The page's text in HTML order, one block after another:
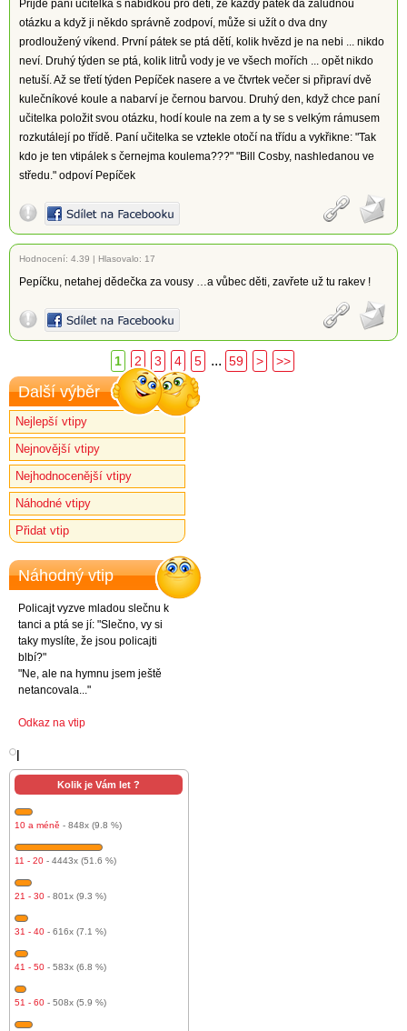
Přijde paní učitelka s nabídkou pro děti, že každý pátek da záludnou
otázku a když ji někdo správně zodpoví, může si užít o dva dny
prodloužený víkend. První pátek se ptá dětí, kolik hvězd je na nebi ... nikdo
neví. Druhý týden se ptá, kolik litrů vody je ve všech mořích ... opět nikdo
netuší. Až se třetí týden Pepíček nasere a ve čtvrtek večer si připraví dvě
kulečníkové koule a nabarví je černou barvou. Druhý den, když chce paní
učitelka položit svou otázku, hodí koule na zem a ty se s velkým rámusem
rozkutálejí po třídě. Paní učitelka se vztekle otočí na třídu a vykřikne: "Tak
kdo je ten vtipálek s černejma koulema???" "Bill Cosby, nashledanou ve
středu." odpoví Pepíček
Hodnocení: 4.39 | Hlasovalo: 17
Pepíčku, netahej dědečka za vousy …a vůbec děti, zavřete už tu rakev !
1 2 3 4 5 ... 59 > >>
Další výběr
Nejlepší vtipy
Nejnovější vtipy
Nejhodnocenější vtipy
Náhodné vtipy
Přidat vtip
Náhodný vtip
Policajt vyzve mladou slečnu k
tanci a ptá se jí: "Slečno, vy si
taky myslíte, že jsou policajti
blbí?"
"Ne, ale na hymnu jsem ještě
netancovala..."
Odkaz na vtip
Kolik je Vám let ?
10 a méně - 848x (9.8 %)
11 - 20 - 4443x (51.6 %)
21 - 30 - 801x (9.3 %)
31 - 40 - 616x (7.1 %)
41 - 50 - 583x (6.8 %)
51 - 60 - 508x (5.9 %)